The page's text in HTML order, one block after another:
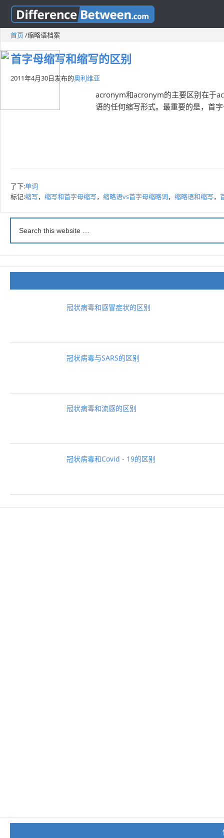
首页/缩略语档案
首字母缩写和缩写的区别
2011年4月30日发布的奥利维亚
acronym和acronym的主要区别在于
语的任何缩写形式。最重要的是，首
了下:单词
标记:缩写， 缩写和首字母缩写， 缩略语vs首字母缩略词， 缩略语和缩写，
冠状病毒和感冒症状的区别
冠状病毒与SARS的区别
冠状病毒和流感的区别
冠状病毒和Covid - 19的区别